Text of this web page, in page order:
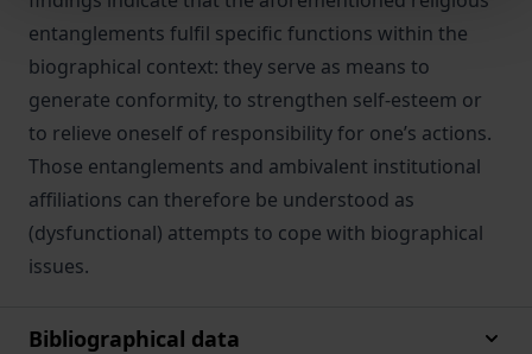
entanglements fulfil specific functions within the
biographical context: they serve as means to
generate conformity, to strengthen self-esteem or
to relieve oneself of responsibility for one’s actions.
Those entanglements and ambivalent institutional
affiliations can therefore be understood as
(dysfunctional) attempts to cope with biographical
issues.
Bibliographical data